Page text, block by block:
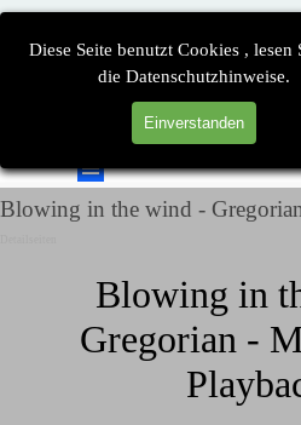
Diese Seite benutzt Cookies , lesen
die Datenschutzhinweise.
Einverstanden
Direkt zum Seiteninhalt
Blowing in the wind -
Blowing in
Gregorian -